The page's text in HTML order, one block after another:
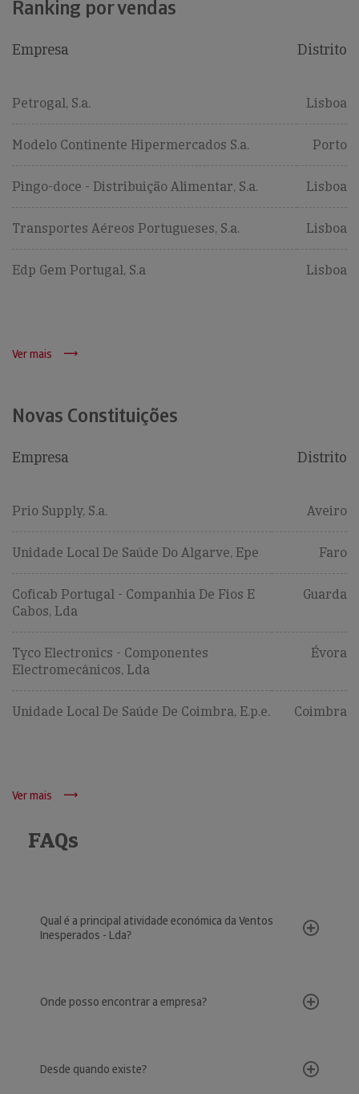
Ranking por vendas
Empresa Distrito
Petrogal, S.a. Lisboa
Modelo Continente Hipermercados S.a. Porto
Pingo-doce - Distribuição Alimentar, S.a. Lisboa
Transportes Aéreos Portugueses, S.a. Lisboa
Edp Gem Portugal, S.a Lisboa
Ver mais
Novas Constituições
Empresa Distrito
Prio Supply, S.a. Aveiro
Unidade Local De Saúde Do Algarve, Epe Faro
Coficab Portugal - Companhia De Fios E
Cabos, Lda
Guarda
Tyco Electronics - Componentes
Electromecânicos, Lda
Évora
Unidade Local De Saúde De Coimbra, E.p.e. Coimbra
Ver mais
FAQs
Qual é a principal atividade económica da Ventos
Inesperados - Lda?
Onde posso encontrar a empresa?
Desde quando existe?